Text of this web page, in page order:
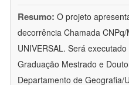
Resumo: O projeto
decorrência Chamada
UNIVERSAL. Será
Graduação Mestrado e
Departamento de Geografia/